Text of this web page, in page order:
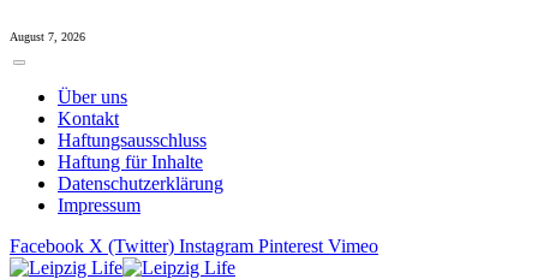
August 7, 2026
Über uns
Kontakt
Haftungsausschluss
Haftung für Inhalte
Datenschutzerklärung
Impressum
Facebook X (Twitter) Instagram Pinterest Vimeo